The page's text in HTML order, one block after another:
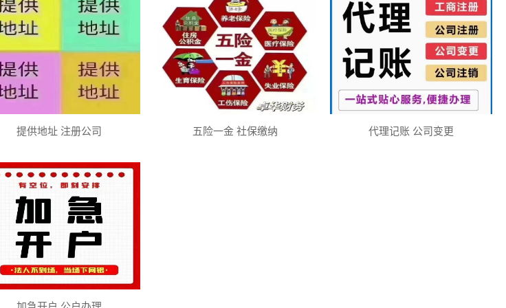
提供地址 注册公司 五险一金 社保缴纳 代理记账 公司变更